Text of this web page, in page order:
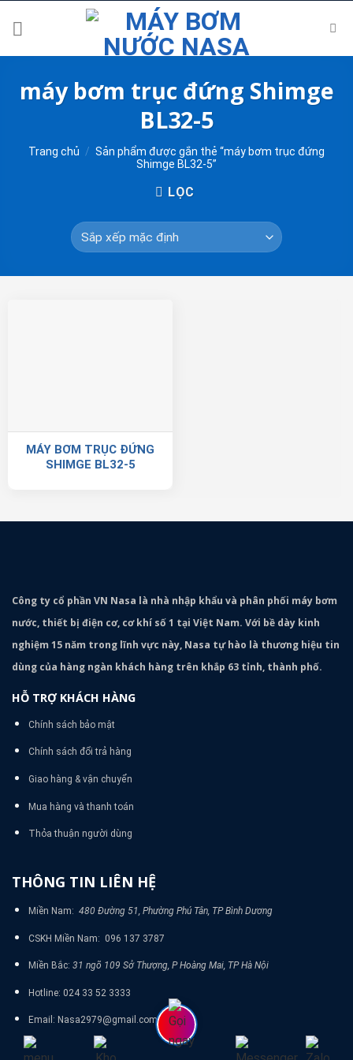
máy bơm trục đứng Shimge
BL32-5
Trang chủ / Sản phẩm được gắn thẻ “máy bơm trục đứng
Shimge BL32-5”
LỌC
MÁY BƠM TRỤC ĐỨNG
SHIMGE BL32-5
Công ty cổ phần VN Nasa là nhà nhập khẩu và phân phối máy bơm
nước, thiết bị điện cơ, cơ khí số 1 tại Việt Nam. Với bề dày kinh
nghiệm 15 năm trong lĩnh vực này, Nasa tự hào là thương hiệu tin
dùng của hàng ngàn khách hàng trên khắp 63 tỉnh, thành phố.
HỖ TRỢ KHÁCH HÀNG
Chính sách bảo mật
Chính sách đổi trả hàng
Giao hàng & vận chuyển
Mua hàng và thanh toán
Thỏa thuận người dùng
THÔNG TIN LIÊN HỆ
Miền Nam: 480 Đường 51, Phường Phú Tân, TP Bình Dương
CSKH Miền Nam: 096 137 3787
Miền Bắc: 31 ngõ 109 Sở Thượng, P Hoàng Mai, TP Hà Nội
Hotline: 024 33 52 3333
Email: Nasa2979@gmail.com